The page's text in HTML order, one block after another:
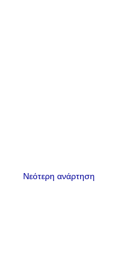
Νεότερη ανάρτηση